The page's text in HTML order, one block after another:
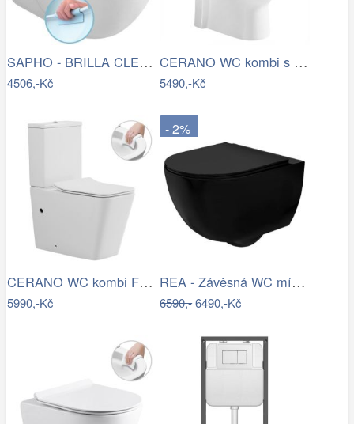
SAPHO - BRILLA CLEANWASH závěsná WC…
4506,-Kč
CERANO WC kombi s umývátkem Hygisink,…
5490,-Kč
CERANO WC kombi Forte, Rimless + Slim…
5990,-Kč
- 2%
REA - Závěsná WC mísa včetně sedátka…
6590,-6490,-Kč